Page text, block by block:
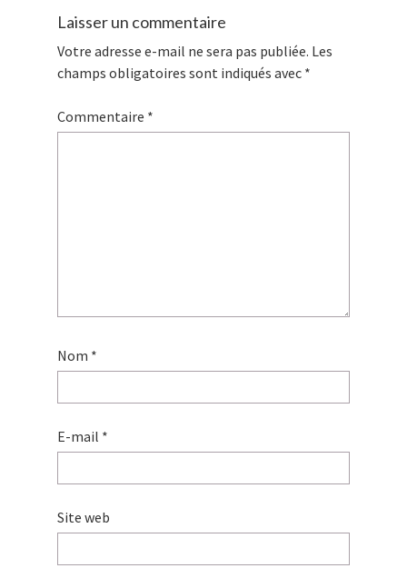
Laisser un commentaire
Votre adresse e-mail ne sera pas publiée. Les
champs obligatoires sont indiqués avec *
Commentaire *
Nom *
E-mail *
Site web